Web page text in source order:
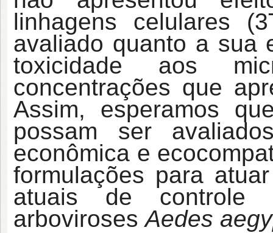
linhagens celulares
avaliado quanto a sua
toxicidade aos
concentrações que
Assim, esperamos
possam ser
econômica e
formulações para
atuais de controle
arbovirosesAedes